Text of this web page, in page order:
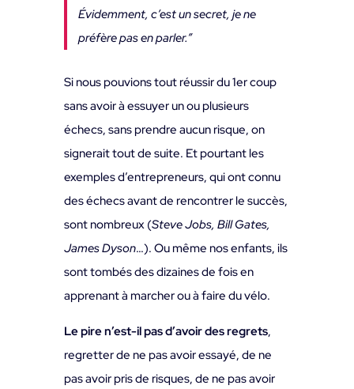
Évidemment, c’est un secret, je ne
préfère pas en parler.”
Si nous pouvions tout réussir du 1er coup
sans avoir à essuyer un ou plusieurs
échecs, sans prendre aucun risque, on
signerait tout de suite. Et pourtant les
exemples d’entrepreneurs, qui ont connu
des échecs avant de rencontrer le succès,
sont nombreux (Steve Jobs, Bill Gates,
James Dyson…). Ou même nos enfants, ils
sont tombés des dizaines de fois en
apprenant à marcher ou à faire du vélo.
Le pire n’est-il pas d’avoir des regrets,
regretter de ne pas avoir essayé, de ne
pas avoir pris de risques, de ne pas avoir